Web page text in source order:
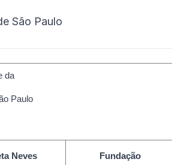
São Paulo
da
Paulo
Neves Fundação